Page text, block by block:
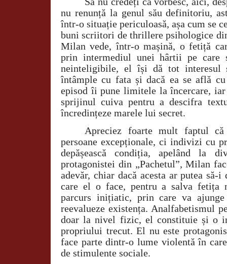
nu renunță la genul său definitoriu,
într-o situație periculoasă, așa cum se
buni scriitori de thrillere psihologice
Milan vede, într-o mașină, o fetiță
prin intermediul unei hârtii pe care
neinteligibile, el își dă tot interesul
întâmple cu fata și dacă ea se află
episod îi pune limitele la încercare,
sprijinul cuiva pentru a descifra
încredințeze marele lui secret.
Apreciez foarte mult faptul
persoane excepționale, ci indivizi cu
depășească condiția, apelând la
protagonistei din „Pachetul”, Milan
adevăr, chiar dacă acesta ar putea să-
care el o face, pentru a salva fetița
parcurs inițiatic, prin care va ajunge
reevalueze existența. Analfabetismul
doar la nivel fizic, el constituie și o
propriului trecut. El nu este
face parte dintr-o lume violentă în
de stimulente sociale.